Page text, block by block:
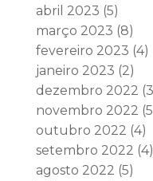
abril 2023 (5)
março 2023 (8)
fevereiro 2023 (4)
janeiro 2023 (2)
dezembro 2022
novembro 2022
outubro 2022 (4)
setembro 2022 (4)
agosto 2022 (5)